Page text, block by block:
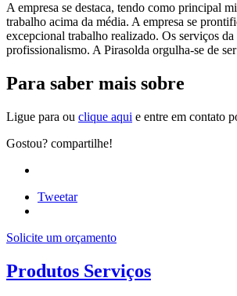
A empresa se destaca, tendo como principal
trabalho acima da média. A empresa se
excepcional trabalho realizado. Os serviços
profissionalismo. A Pirasolda orgulha-se de
Para saber mais sobre
Ligue para ou clique aqui e entre em contato
Gostou? compartilhe!
Tweetar
Solicite um orçamento
Produtos Serviços